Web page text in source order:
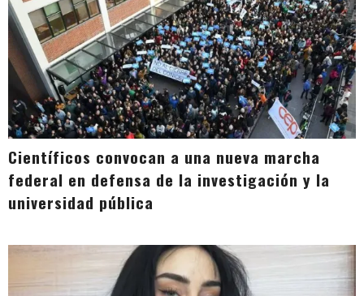
Científicos convocan a una nueva marcha
federal en defensa de la investigación y la
universidad pública